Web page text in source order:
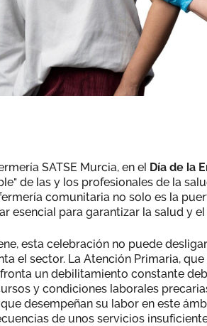
SATSE Murcia, en el Día de la
de las y los profesionales de la
comunitaria no solo es la
esencial para garantizar la salud y
esta celebración no puede
el sector. La Atención Primaria,
un debilitamiento constante
y condiciones laborales
desempeñan su labor en este
de unos servicios